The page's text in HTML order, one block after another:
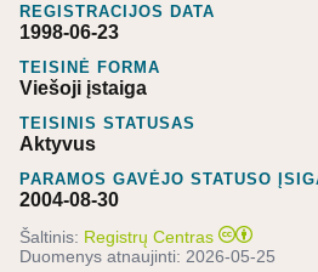
REGISTRACIJOS DATA
1998-06-23
TEISINĖ FORMA
Viešoji įstaiga
TEISINIS STATUSAS
Aktyvus
PARAMOS GAVĖJO STATUSO
2004-08-30
Šaltinis: Registrų Centras
Duomenys atnaujinti: 2026-05-25